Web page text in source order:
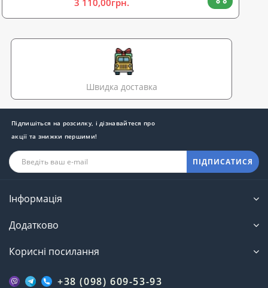
3 110,00грн.
Швидка доставка
Підпишіться на розсилку, і дізнавайтеся про
акції та знижки першими!
ПІДПИСАТИСЯ
Інформація
Додатково
Корисні посилання
+38 (098) 609-53-93